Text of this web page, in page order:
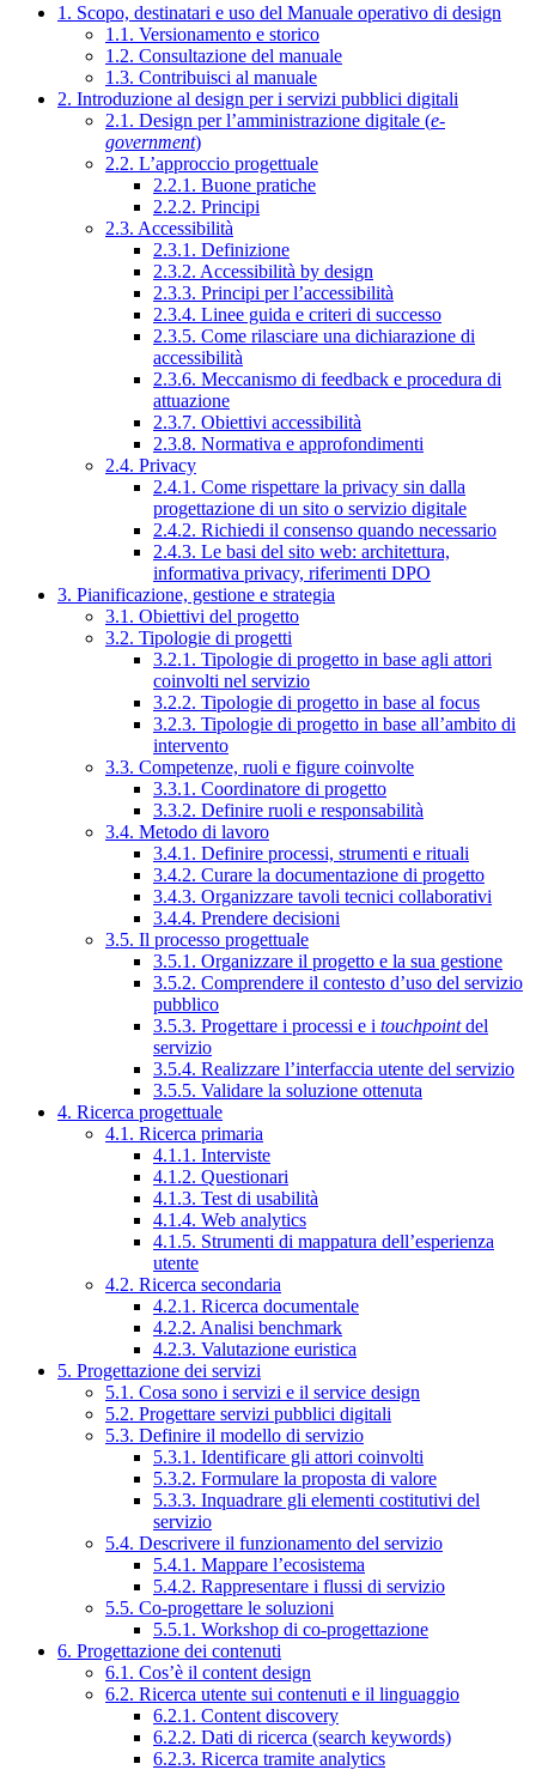
1. Scopo, destinatari e uso del Manuale operativo di design
1.1. Versionamento e storico
1.2. Consultazione del manuale
1.3. Contribuisci al manuale
2. Introduzione al design per i servizi pubblici digitali
2.1. Design per l’amministrazione digitale (e-
government)
2.2. L’approccio progettuale
2.2.1. Buone pratiche
2.2.2. Principi
2.3. Accessibilità
2.3.1. Definizione
2.3.2. Accessibilità by design
2.3.3. Principi per l’accessibilità
2.3.4. Linee guida e criteri di successo
2.3.5. Come rilasciare una dichiarazione di
accessibilità
2.3.6. Meccanismo di feedback e procedura di
attuazione
2.3.7. Obiettivi accessibilità
2.3.8. Normativa e approfondimenti
2.4. Privacy
2.4.1. Come rispettare la privacy sin dalla
progettazione di un sito o servizio digitale
2.4.2. Richiedi il consenso quando necessario
2.4.3. Le basi del sito web: architettura,
informativa privacy, riferimenti DPO
3. Pianificazione, gestione e strategia
3.1. Obiettivi del progetto
3.2. Tipologie di progetti
3.2.1. Tipologie di progetto in base agli attori
coinvolti nel servizio
3.2.2. Tipologie di progetto in base al focus
3.2.3. Tipologie di progetto in base all’ambito di
intervento
3.3. Competenze, ruoli e figure coinvolte
3.3.1. Coordinatore di progetto
3.3.2. Definire ruoli e responsabilità
3.4. Metodo di lavoro
3.4.1. Definire processi, strumenti e rituali
3.4.2. Curare la documentazione di progetto
3.4.3. Organizzare tavoli tecnici collaborativi
3.4.4. Prendere decisioni
3.5. Il processo progettuale
3.5.1. Organizzare il progetto e la sua gestione
3.5.2. Comprendere il contesto d’uso del servizio
pubblico
3.5.3. Progettare i processi e i touchpointdel
servizio
3.5.4. Realizzare l’interfaccia utente del servizio
3.5.5. Validare la soluzione ottenuta
4. Ricerca progettuale
4.1. Ricerca primaria
4.1.1. Interviste
4.1.2. Questionari
4.1.3. Test di usabilità
4.1.4. Web analytics
4.1.5. Strumenti di mappatura dell’esperienza
utente
4.2. Ricerca secondaria
4.2.1. Ricerca documentale
4.2.2. Analisi benchmark
4.2.3. Valutazione euristica
5. Progettazione dei servizi
5.1. Cosa sono i servizi e il service design
5.2. Progettare servizi pubblici digitali
5.3. Definire il modello di servizio
5.3.1. Identificare gli attori coinvolti
5.3.2. Formulare la proposta di valore
5.3.3. Inquadrare gli elementi costitutivi del
servizio
5.4. Descrivere il funzionamento del servizio
5.4.1. Mappare l’ecosistema
5.4.2. Rappresentare i flussi di servizio
5.5. Co-progettare le soluzioni
5.5.1. Workshop di co-progettazione
6. Progettazione dei contenuti
6.1. Cos’è il content design
6.2. Ricerca utente sui contenuti e il linguaggio
6.2.1. Content discovery
6.2.2. Dati di ricerca (search keywords)
6.2.3. Ricerca tramite analytics